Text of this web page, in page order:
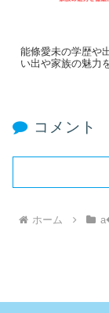
能條愛未の学歴や
い出や家族の魅力
コメント
ホーム